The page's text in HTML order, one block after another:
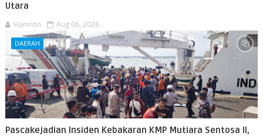
Utara
Hamron Aug 06, 2026
DAERAH
Pascakejadian Insiden Kebakaran KMP Mutiara Sentosa II,